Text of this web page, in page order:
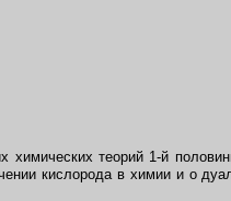
химических теорий 1-й
кислорода в химии и о